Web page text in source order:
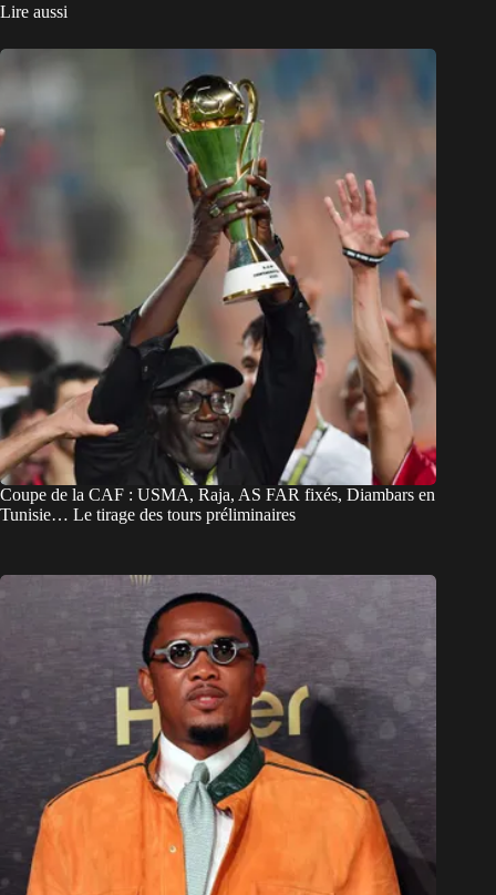
Lire aussi
Coupe de la CAF : USMA, Raja, AS FAR fixés, Diambars en
Tunisie… Le tirage des tours préliminaires